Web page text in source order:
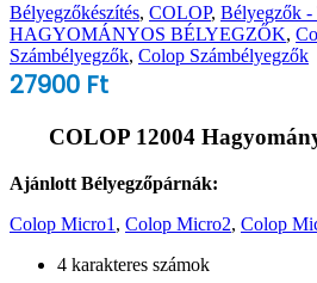
Bélyegzőkészítés, COLOP, Bélyegzők -
HAGYOMÁNYOS BÉLYEGZŐK,
Számbélyegzők, Colop Számbélyegzők
27900 Ft
COLOP 12004
Ajánlott Bélyegzőpárnák:
Colop Micro1 , Colop Micro2, Colop
4 karakteres számok